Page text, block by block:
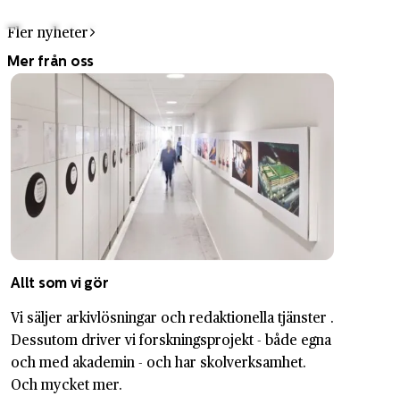
Fler nyheter
Mer från oss
Allt som vi gör
Vi säljer arkivlösningar och redaktionella tjänster .
Dessutom driver vi forskningsprojekt - både egna
och med akademin - och har skolverksamhet.
Och mycket mer.